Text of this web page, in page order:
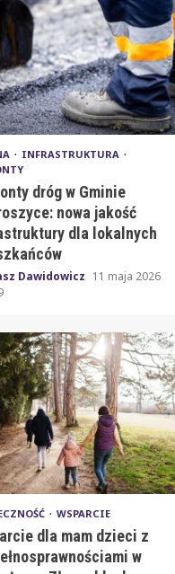
INFRASTRUKTURA
dróg w Gminie
nowa jakość
dla lokalnych
Dawidowicz 11 maja 2026
WSPARCIE
dla mam dzieci z
w